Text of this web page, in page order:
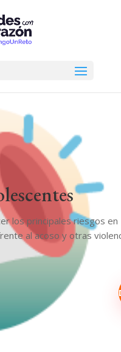
los principales riesgos
al acoso y otras